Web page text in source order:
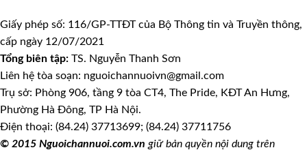
Giấy phép số: 116/GP-TTĐT của Bộ Thông tin và Truyền thông,
cấp ngày 12/07/2021
Tổng biên tập: TS. Nguyễn Thanh Sơn
Liên hệ tòa soạn: nguoichannuoivn@gmail.com
Trụ sở: Phòng 906, tầng 9 tòa CT4, The Pride, KĐT An Hưng,
Phường Hà Đông, TP Hà Nội.
Điện thoại: (84.24) 37713699; (84.24) 37711756
© 2015 Nguoichannuoi.com.vn giữ bản quyền nội dung trên